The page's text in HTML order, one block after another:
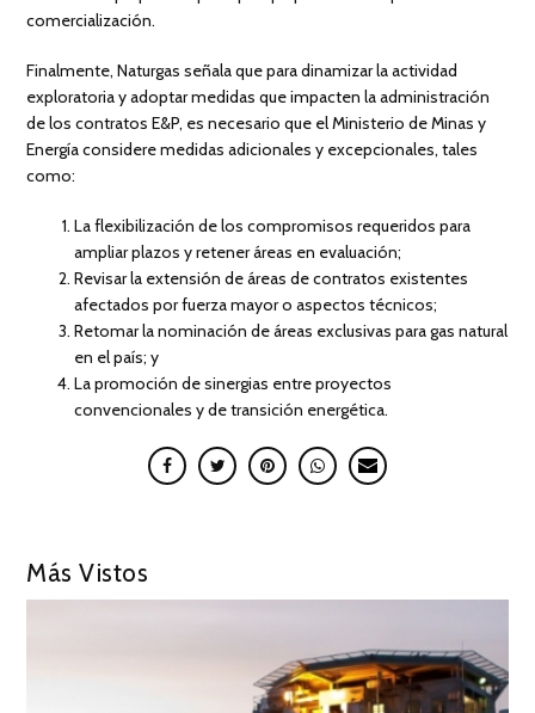
comercialización.
Finalmente, Naturgas señala que para dinamizar la actividad
exploratoria y adoptar medidas que impacten la administración
de los contratos E&P, es necesario que el Ministerio de Minas y
Energía considere medidas adicionales y excepcionales, tales
como:
La flexibilización de los compromisos requeridos para
ampliar plazos y retener áreas en evaluación;
Revisar la extensión de áreas de contratos existentes
afectados por fuerza mayor o aspectos técnicos;
Retomar la nominación de áreas exclusivas para gas natural
en el país; y
La promoción de sinergias entre proyectos
convencionales y de transición energética.
Más Vistos